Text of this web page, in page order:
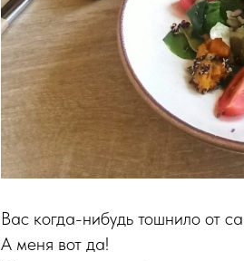
Вас когда-нибудь тошнило от
А меня вот да!